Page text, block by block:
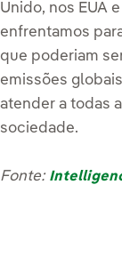
Unido, nos EUA
enfrentamos
que poderiam
emissões
atender a todas
sociedade.
Fonte: